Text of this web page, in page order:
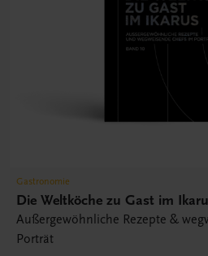
Gastronomie
Die Weltköche zu Gast im
Außergewöhnliche Rezepte &
Porträt